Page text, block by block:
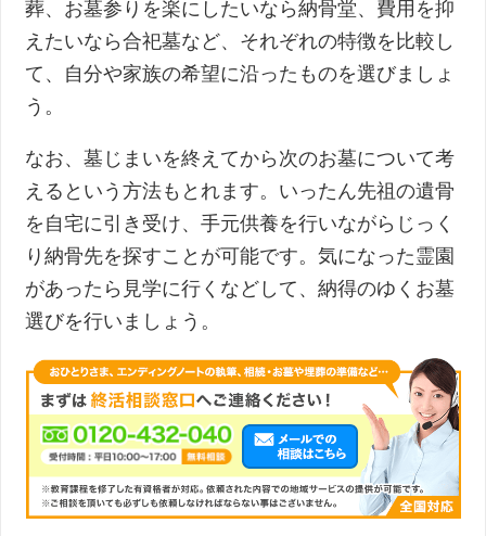
葬、お墓参りを楽にしたいなら納骨堂、費用を抑
えたいなら合祀墓など、それぞれの特徴を比較し
て、自分や家族の希望に沿ったものを選びましょ
う。
なお、墓じまいを終えてから次のお墓について考
えるという方法もとれます。いったん先祖の遺骨
を自宅に引き受け、手元供養を行いながらじっく
り納骨先を探すことが可能です。気になった霊園
があったら見学に行くなどして、納得のゆくお墓
選びを行いましょう。